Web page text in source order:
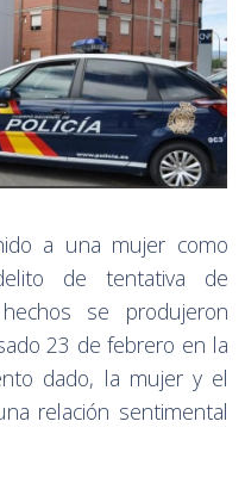
a una mujer como
de tentativa de
se produjeron
23 de febrero en la
dado, la mujer y el
relación sentimental